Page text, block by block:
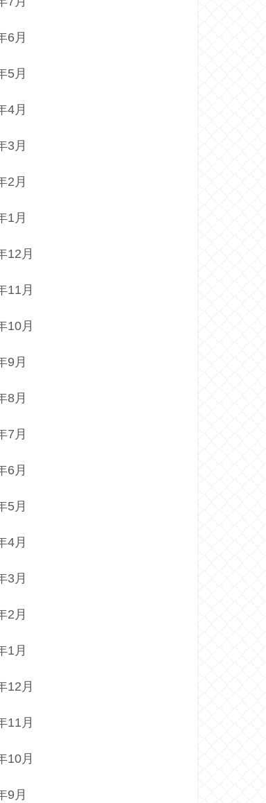
6月
5月
4月
3月
2月
1月
12月
11月
10月
9月
8月
7月
6月
5月
4月
3月
2月
1月
12月
11月
10月
9月